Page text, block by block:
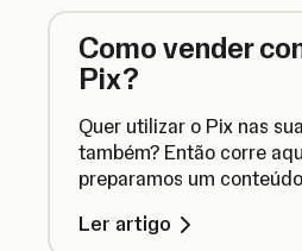
Como vender
Pix?
Quer utilizar o Pix nas
também? Então corre
preparamos um
Ler artigo